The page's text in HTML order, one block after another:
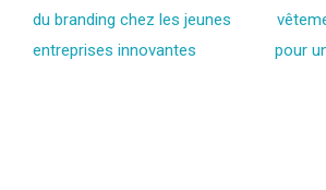
du branding chez les jeunes
entreprises innovantes
pour